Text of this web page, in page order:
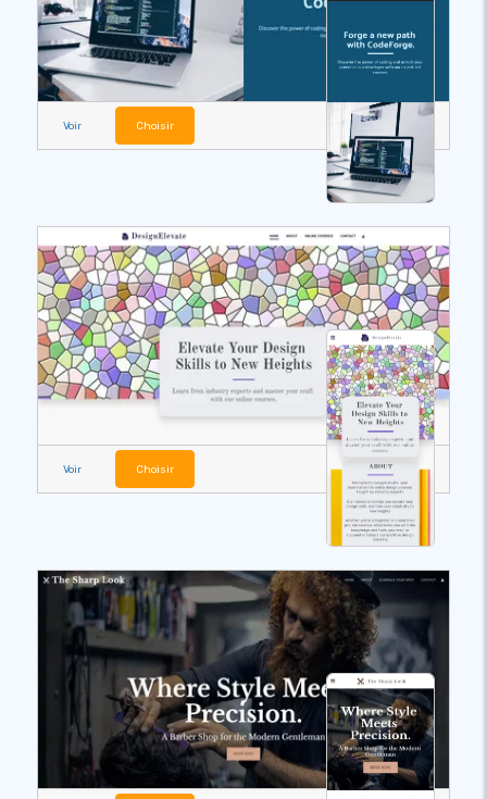
Voir Choisir
Voir Choisir